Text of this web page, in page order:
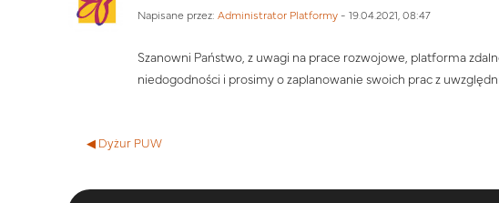
Napisane przez: Administrator Platformy - 19.04.2021, 08:47
Szanowni Państwo, z uwagi na prace rozwojowe, platforma
niedogodności i prosimy o zaplanowanie swoich prac z
◀︎ Dyżur PUW